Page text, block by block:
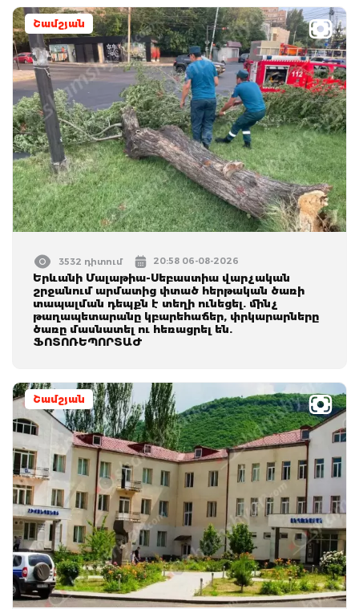
Շամշյան
3532 դիտում 20:58 06-08-2026
Երևանի Մալաթիա-Սեբաստիա վարչական
շրջանում արմատից փտած հերթական ծառի
տապալման դեպքն է տեղի ունեցել. մինչ
թաղապետարանը կբարեհաճեր, փրկարարները
ծառը մասնատել ու հեռացրել են.
ՖՈՏՈՌԵՊՈՐՏԱԺ
Շամշյան